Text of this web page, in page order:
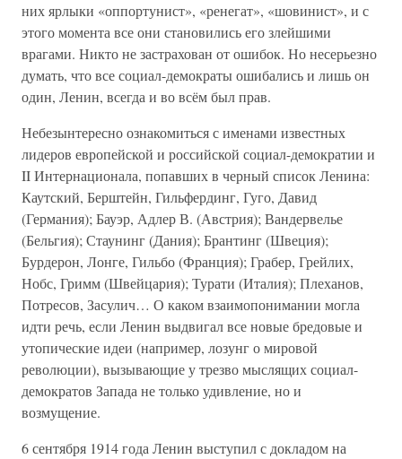
них ярлыки «оппортунист», «ренегат», «шовинист», и с
этого момента все они становились его злейшими
врагами. Никто не застрахован от ошибок. Но несерьезно
думать, что все социал-демократы ошибались и лишь он
один, Ленин, всегда и во всём был прав.
Небезынтересно ознакомиться с именами известных
лидеров европейской и российской социал-демократии и
II Интернационала, попавших в черный список Ленина:
Каутский, Берштейн, Гильфердинг, Гуго, Давид
(Германия); Бауэр, Адлер В. (Австрия); Вандервелье
(Бельгия); Стаунинг (Дания); Брантинг (Швеция);
Бурдерон, Лонге, Гильбо (Франция); Грабер, Грейлих,
Нобс, Гримм (Швейцария); Турати (Италия); Плеханов,
Потресов, Засулич… О каком взаимопонимании могла
идти речь, если Ленин выдвигал все новые бредовые и
утопические идеи (например, лозунг о мировой
революции), вызывающие у трезво мыслящих социал-
демократов Запада не только удивление, но и
возмущение.
6 сентября 1914 года Ленин выступил с докладом на